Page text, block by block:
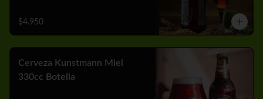
$4.950
Cerveza Kunstmann Miel
330cc Botella